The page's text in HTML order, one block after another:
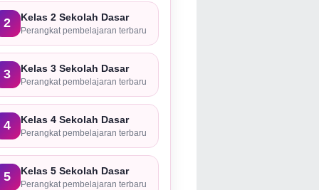
2 Kelas 2 Sekolah Dasar
Perangkat pembelajaran terbaru
3 Kelas 3 Sekolah Dasar
Perangkat pembelajaran terbaru
4 Kelas 4 Sekolah Dasar
Perangkat pembelajaran terbaru
5 Kelas 5 Sekolah Dasar
Perangkat pembelajaran terbaru